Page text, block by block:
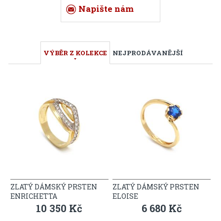
Napište nám
VÝBĚR Z KOLEKCE NEJPRODÁVANĚJŠÍ
ZLATÝ DÁMSKÝ PRSTEN
ENRICHETTA
10 350 Kč
ZLATÝ DÁMSKÝ PRSTEN
ELOISE
6 680 Kč